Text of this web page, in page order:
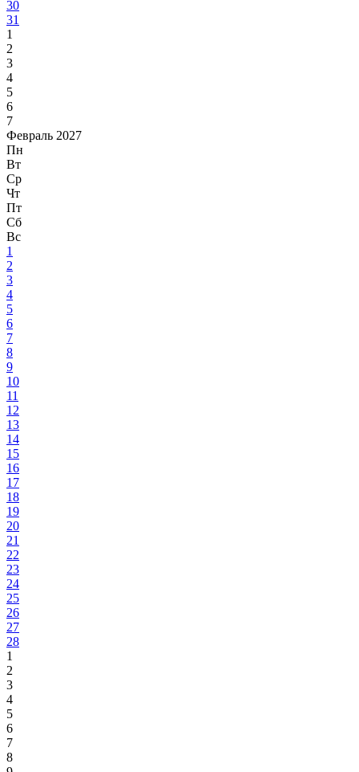
30
31
1
2
3
4
5
6
7
Февраль 2027
Пн
Вт
Ср
Чт
Пт
Сб
Вс
1
2
3
4
5
6
7
8
9
10
11
12
13
14
15
16
17
18
19
20
21
22
23
24
25
26
27
28
1
2
3
4
5
6
7
8